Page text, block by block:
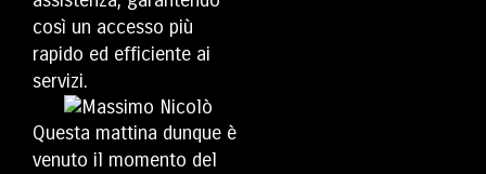
così un accesso più
rapido ed efficiente ai
servizi.
Questa mattina dunque è
venuto il momento del